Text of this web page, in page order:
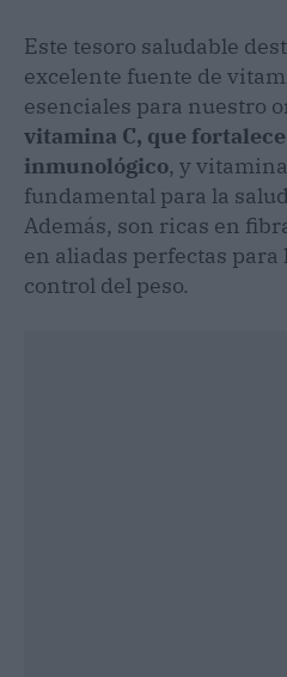
Este tesoro saludable
excelente fuente de
esenciales para nuestro
vitamina C, que
inmunológico, y
fundamental para la
Además, son ricas en
en aliadas perfectas
control del peso.